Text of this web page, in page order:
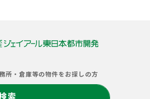
所・倉庫等の物件をお探しの方
索